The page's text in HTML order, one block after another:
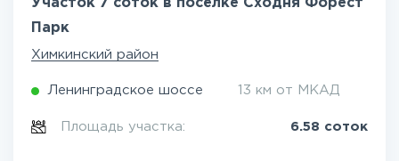
Участок 7 соток в посёлке Сходня Форест
Парк
Химкинский район
Ленинградское шоссе 13 км от МКАД
Площадь участка: 6.58 соток